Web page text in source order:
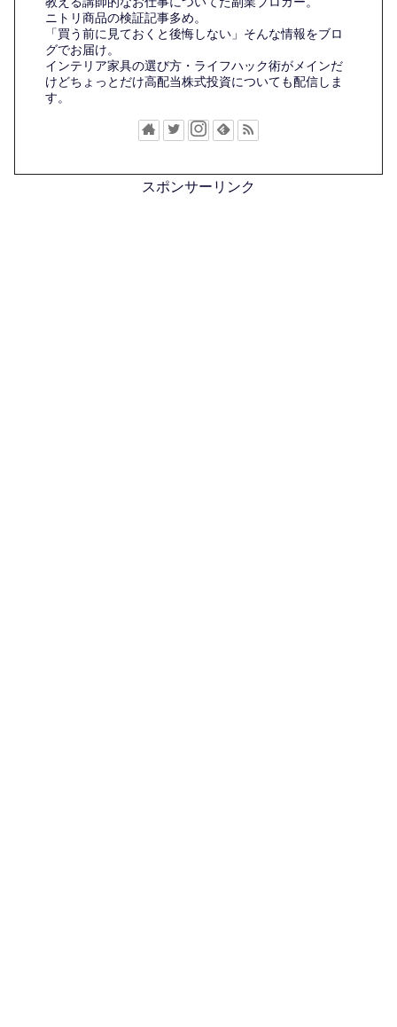
ニトリ商品の検証記事多め。
「買う前に見ておくと後悔しない」そんな情報をブロ
グでお届け。
インテリア家具の選び方・ライフハック術がメインだ
けどちょっとだけ高配当株式投資についても配信しま
す。
スポンサーリンク